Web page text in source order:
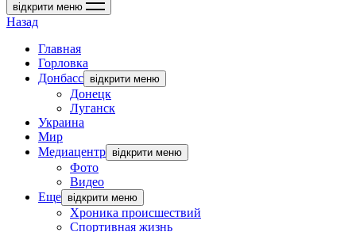
відкрити меню
Назад
Главная
Горловка
Донбасс відкрити меню
Донецк
Луганск
Украина
Мир
Медиацентр відкрити меню
Фото
Видео
Еще відкрити меню
Хроника происшествий
Спортивная жизнь